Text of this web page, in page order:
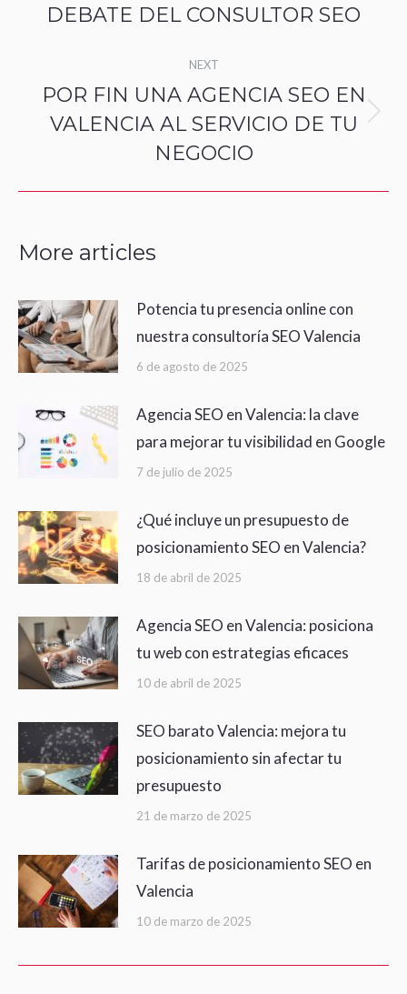
post:
DEBATE DEL CONSULTOR SEO
NEXT
Next
post:
POR FIN UNA AGENCIA SEO EN
VALENCIA AL SERVICIO DE TU
NEGOCIO
More articles
Potencia tu presencia online con
nuestra consultoría SEO Valencia
6 de agosto de 2025
Agencia SEO en Valencia: la clave
para mejorar tu visibilidad en Google
7 de julio de 2025
¿Qué incluye un presupuesto de
posicionamiento SEO en Valencia?
18 de abril de 2025
Agencia SEO en Valencia: posiciona
tu web con estrategias eficaces
10 de abril de 2025
SEO barato Valencia: mejora tu
posicionamiento sin afectar tu
presupuesto
21 de marzo de 2025
Tarifas de posicionamiento SEO en
Valencia
10 de marzo de 2025